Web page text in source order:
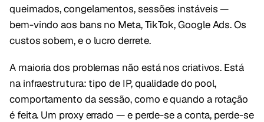
queimados, congelamentos, sessões instáveis —
bem-vindo aos bans no Meta, TikTok, Google Ads. Os
custos sobem, e o lucro derrete.
A maioria dos problemas não está nos criativos. Está
na infraestrutura: tipo de IP, qualidade do pool,
comportamento da sessão, como e quando a rotação
é feita. Um proxy errado — e perde-se a conta, perde-se